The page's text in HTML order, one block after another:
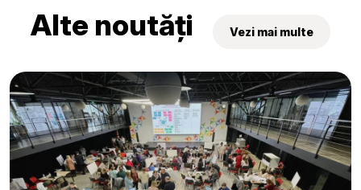
Alte noutăți Vezi mai multe